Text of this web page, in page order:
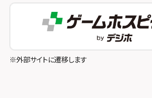
スマホスピタル町田
スマホスピタル吉祥寺
スマホスピタル立川
※外部サイトに遷移します